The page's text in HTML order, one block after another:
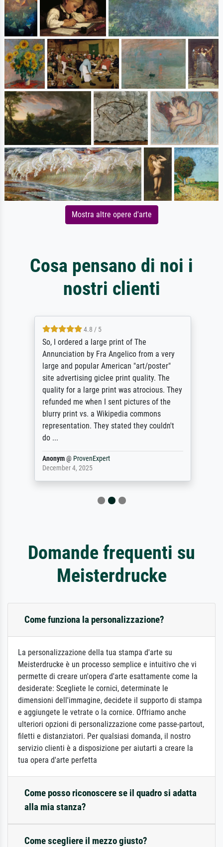
Mostra altre opere d'arte
Cosa pensano di noi i
nostri clienti
4.8 / 5
So, I ordered a large print of The
Annunciation by Fra Angelico from a very
large and popular American "art/poster"
site advertising giclee print quality. The
quality for a large print was atrocious. They
refunded me when I sent pictures of the
blurry print vs. a Wikipedia commons
representation. They stated they couldn't
do ...
Anonym@ ProvenExpert
December 4, 2025
Domande frequenti su
Meisterdrucke
Come funziona la personalizzazione?
La personalizzazione della tua stampa d'arte su
Meisterdrucke è un processo semplice e intuitivo che vi
permette di creare un'opera d'arte esattamente come la
desiderate: Scegliete le cornici, determinate le
dimensioni dell'immagine, decidete il supporto di stampa
e aggiungete le vetrate o la cornice. Offriamo anche
ulteriori opzioni di personalizzazione come passe-partout,
filetti e distanziatori. Per qualsiasi domanda, il nostro
servizio clienti è a disposizione per aiutarti a creare la
tua opera d'arte perfetta
Come posso riconoscere se il quadro si adatta
alla mia stanza?
Come scegliere il mezzo giusto?